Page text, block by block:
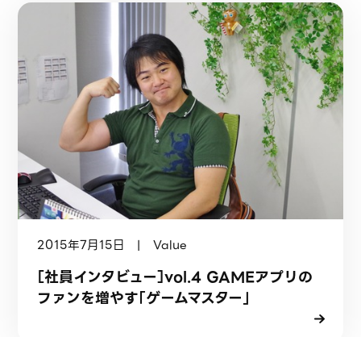
2015年7月15日 | Value
［社員インタビュー］vol.4 GAMEアプリの
ファンを増やす「ゲームマスター」